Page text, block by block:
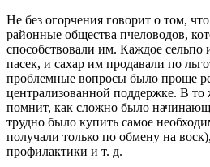
Не без огорчения говорит о том,
районные общества пчеловодов,
способствовали им. Каждое сельпо
пасек, и сахар им продавали по
проблемные вопросы было проще
централизованной поддержке. В то
помнит, как сложно было
трудно было купить самое
получали только по обмену на
профилактики и т. д.